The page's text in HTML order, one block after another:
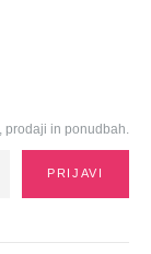
in ponudbah.